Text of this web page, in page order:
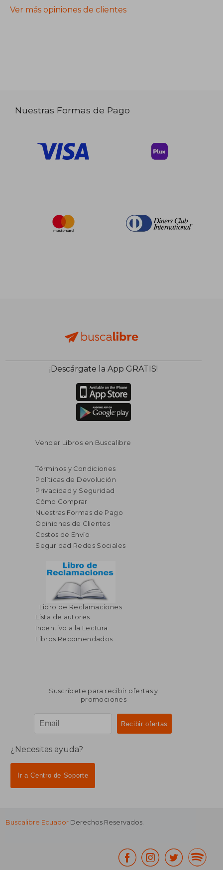
Ver más opiniones de clientes
Nuestras Formas de Pago
¡Descárgate la App GRATIS!
Vender Libros en Buscalibre
Términos y Condiciones
Políticas de Devolución
Privacidad y Seguridad
Cómo Comprar
Nuestras Formas de Pago
Opiniones de Clientes
Costos de Envío
Seguridad Redes Sociales
Libro de Reclamaciones
Lista de autores
Incentivo a la Lectura
Libros Recomendados
Suscríbete para recibir ofertas y
promociones
¿Necesitas ayuda?
Ir a Centro de Soporte
Buscalibre Ecuador Derechos Reservados.